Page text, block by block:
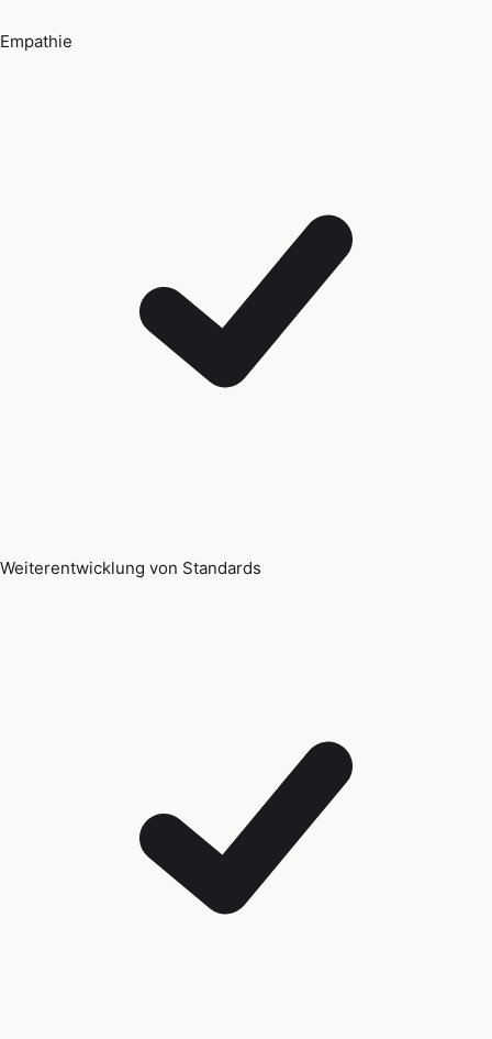
Empathie
Weiterentwicklung von Standards